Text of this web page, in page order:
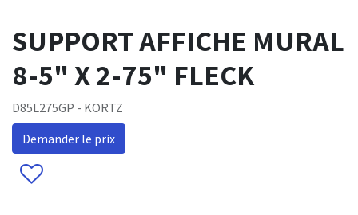
SUPPORT AFFICHE MURAL
8-5" X 2-75" FLECK
D85L275GP - KORTZ
Demander le prix